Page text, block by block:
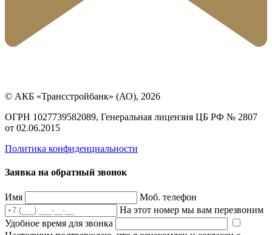
© АКБ «Трансстройбанк» (АО), 2026
ОГРН 1027739582089, Генеральная лицензия ЦБ РФ № 2807
от 02.06.2015
Политика конфиденциальности
Заявка на обратный звонок
Имя
Моб. телефон
На этот номер мы вам перезвоним
Удобное время для звонка